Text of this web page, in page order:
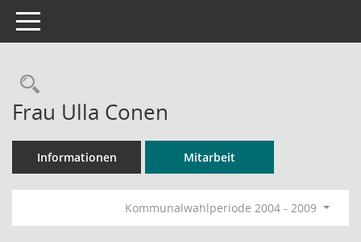
Toggle navigation
Rechercheauswahl
Frau Ulla Conen
Informationen Mitarbeit
Kommunalwahlperiode 2004 - 2009